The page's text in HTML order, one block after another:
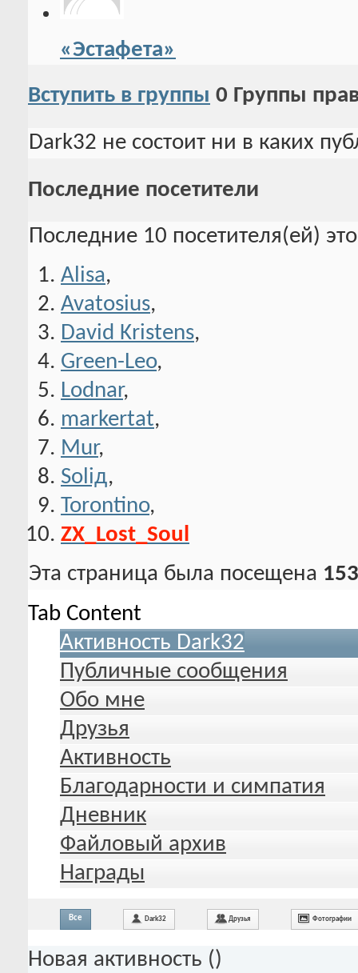
«Эстафета»
Вступить в группы 0 Группы
Dark32 не состоит ни в каких
Последние посетители
Последние 10 посетителя(ей)
Alisa,
Avatosius,
David Kristens,
Green-Leo,
Lodnar,
markertat,
Mur,
Soliд,
Torontino,
ZX_Lost_Soul
Эта страница была посещена
Tab Content
Активность Dark32
Публичные сообщения
Обо мне
Друзья
Активность
Благодарности и симпатия
Дневник
Файловый архив
Награды
Все Dark32 Друзья Фотографии
Новая активность ()